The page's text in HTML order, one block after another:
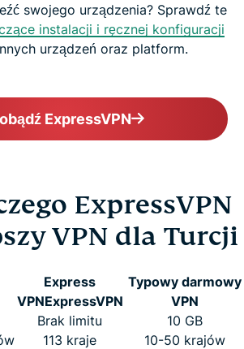
swojego urządzenia? Sprawdź te
instalacji i ręcznej konfiguracji
urządzeń oraz platform.
ExpressVPN
ExpressVPN
VPN dla Turcji
Express
VPNExpressVPN
Typowy darmowy
VPN
Brak limitu
10 GB
113 kraje 10-50 krajów